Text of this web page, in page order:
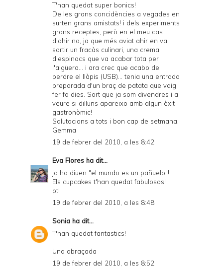
T'han quedat super bonics!
De les grans concidències a vegades en
surten grans amistats! i dels experiments
grans receptes, però en el meu cas
d'ahir no, ja que més aviat ahir en va
sortir un fracàs culinari, una crema
d'espinacs que va acabar tota per
l'aigüera... i ara crec que acabo de
perdre el llàpis (USB)... tenia una entrada
preparada d'un braç de patata que vaig
fer fa dies. Sort que ja som divendres i a
veure si dilluns apareixo amb algun èxit
gastronòmic!
Salutacions a tots i bon cap de setmana.
Gemma
19 de febrer del 2010, a les 8:42
Eva Flores ha dit...
ja ho diuen "el mundo es un pañuelo"!
Els cupcakes t'han quedat fabulosos!
pt!
19 de febrer del 2010, a les 8:48
Sonia ha dit...
T'han quedat fantastics!
Una abraçada
19 de febrer del 2010, a les 8:52